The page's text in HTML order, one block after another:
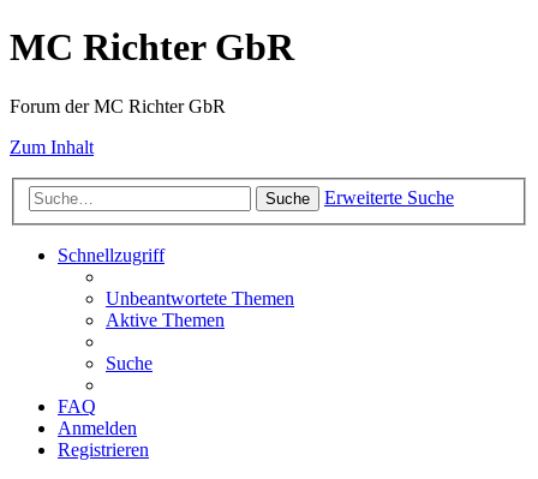
MC Richter GbR
Forum der MC Richter GbR
Zum Inhalt
Suche Erweiterte Suche
Schnellzugriff
Unbeantwortete Themen
Aktive Themen
Suche
FAQ
Anmelden
Registrieren